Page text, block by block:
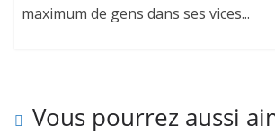
maximum de gens dans ses vices...
Vous pourrez aussi